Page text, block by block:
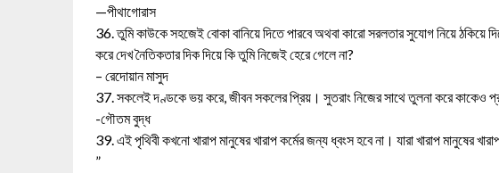
—পীথাগোরাস
36. তুমি কাউকে সহজেই বোকা বানিয়ে দিতে পারবে অথবা কারো সরলতার সুযোগ নিয়ে ঠকিয়ে
করে দেখ নৈতিকতার দিক দিয়ে কি তুমি নিজেই হেরে গেলে না?
– রেদোয়ান মাসুদ
37. সকলেই দণ্ডকে ভয় করে, জীবন সকলের প্রিয়। সুতরাং নিজের সাথে তুলনা করে কাকেও
-গৌতম বুদ্ধ
39. এই পৃথিবী কখনো খারাপ মানুষের খারাপ কর্মের জন্য ধ্বংস হবে না। যারা খারাপ মানুষের
”